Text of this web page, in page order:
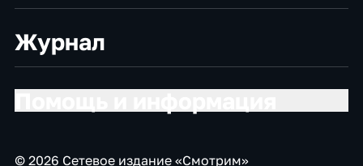
Журнал
© 2026 Сетевое издание «Смотрим»